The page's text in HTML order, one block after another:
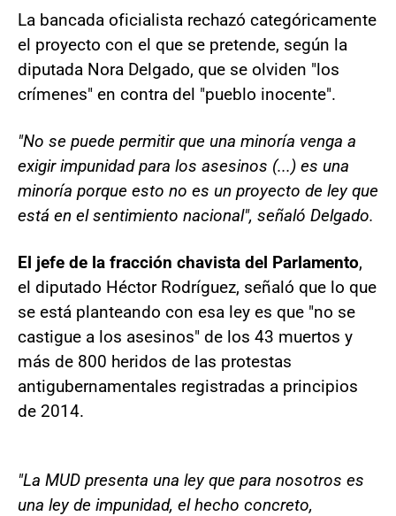
La bancada oficialista rechazó categóricamente
el proyecto con el que se pretende, según la
diputada Nora Delgado, que se olviden "los
crímenes" en contra del "pueblo inocente".
"No se puede permitir que una minoría venga a
exigir impunidad para los asesinos (...) es una
minoría porque esto no es un proyecto de ley que
está en el sentimiento nacional", señaló Delgado.
El jefe de la fracción chavista del Parlamento,
el diputado Héctor Rodríguez, señaló que lo que
se está planteando con esa ley es que "no se
castigue a los asesinos" de los 43 muertos y
más de 800 heridos de las protestas
antigubernamentales registradas a principios
de 2014.
"La MUD presenta una ley que para nosotros es
una ley de impunidad, el hecho concreto,